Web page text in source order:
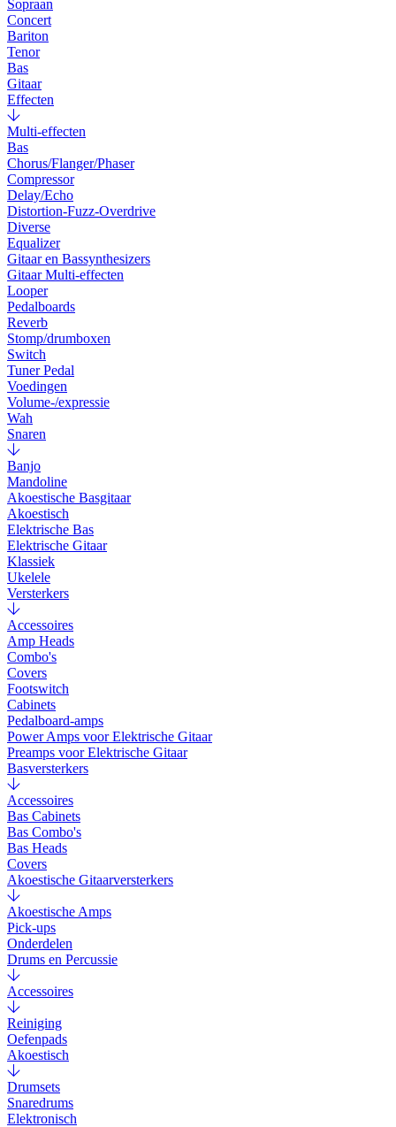
Sopraan
Concert
Bariton
Tenor
Bas
Gitaar
Effecten
Multi-effecten
Bas
Chorus/Flanger/Phaser
Compressor
Delay/Echo
Distortion-Fuzz-Overdrive
Diverse
Equalizer
Gitaar en Bassynthesizers
Gitaar Multi-effecten
Looper
Pedalboards
Reverb
Stomp/drumboxen
Switch
Tuner Pedal
Voedingen
Volume-/expressie
Wah
Snaren
Banjo
Mandoline
Akoestische Basgitaar
Akoestisch
Elektrische Bas
Elektrische Gitaar
Klassiek
Ukelele
Versterkers
Accessoires
Amp Heads
Combo's
Covers
Footswitch
Cabinets
Pedalboard-amps
Power Amps voor Elektrische Gitaar
Preamps voor Elektrische Gitaar
Basversterkers
Accessoires
Bas Cabinets
Bas Combo's
Bas Heads
Covers
Akoestische Gitaarversterkers
Akoestische Amps
Pick-ups
Onderdelen
Drums en Percussie
Accessoires
Reiniging
Oefenpads
Akoestisch
Drumsets
Snaredrums
Elektronisch